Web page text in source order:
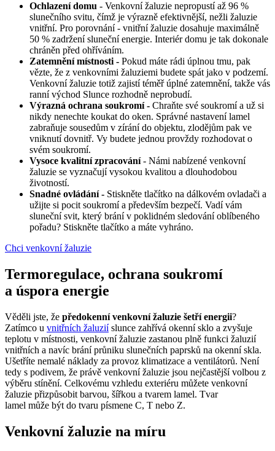
Ochlazení domu - Venkovní žaluzie nepropustí až 96 %
slunečního svitu, čímž je výrazně efektivnější, nežli žaluzie
vnitřní. Pro porovnání - vnitřní žaluzie dosahuje maximálně
50 % zadržení sluneční energie. Interiér domu je tak dokonale
chráněn před ohříváním.
Zatemnění místnosti - Pokud máte rádi úplnou tmu, pak
vězte, že z venkovními žaluziemi budete spát jako v podzemí.
Venkovní žaluzie totiž zajistí téměř úplné zatemnění, takže vás
ranní východ Slunce rozhodně neprobudí.
Výrazná ochrana soukromí - Chraňte své soukromí a už si
nikdy nenechte koukat do oken. Správné nastavení lamel
zabraňuje sousedům v zírání do objektu, zlodějům pak ve
vniknutí dovnitř. Vy budete jednou provždy rozhodovat o
svém soukromí.
Vysoce kvalitní zpracování- Námi nabízené venkovní
žaluzie se vyznačují vysokou kvalitou a dlouhodobou
životností.
Snadné ovládání - Stiskněte tlačítko na dálkovém ovladači a
užijte si pocit soukromí a především bezpečí. Vadí vám
sluneční svit, který brání v poklidném sledování oblíbeného
pořadu? Stiskněte tlačítko a máte vyhráno.
Chci venkovní žaluzie
Termoregulace, ochrana soukromí
a úspora energie
Věděli jste, že předokenní venkovní žaluzie šetří energii?
Zatímco u vnitřních žaluziíslunce zahřívá okenní sklo a zvyšuje
teplotu v místnosti, venkovní žaluzie zastanou plně funkci žaluzií
vnitřních a navíc brání průniku slunečních paprsků na okenní skla.
Ušetříte nemalé náklady za provoz klimatizace a ventilátorů. Není
tedy s podivem, že právě venkovní žaluzie jsou nejčastější volbou z
výběru stínění. Celkovému vzhledu exteriéru můžete venkovní
žaluzie přizpůsobit barvou, šířkou a tvarem lamel. Tvar
lamel může být do tvaru písmene C, T nebo Z.
Venkovní žaluzie na míru